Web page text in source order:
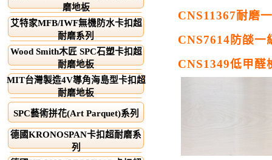
磨地板
艾特家MFB/IWF無機防水卡扣超
耐磨系列
Wood Smith木匠 SPC石塑卡扣超
耐磨地板
MIT台灣製造4V導角海島型卡扣超
耐磨地板
SPC藝術拼花(Art Parquet)系列
德國KRONOSPAN卡扣超耐磨系
列
CNS11367耐磨
CNS7614防燄一
CNS1349低甲醛